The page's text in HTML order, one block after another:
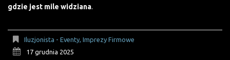
gdzie jest mile widziana.
Iluzjonista - Eventy, Imprezy Firmowe
17 grudnia 2025